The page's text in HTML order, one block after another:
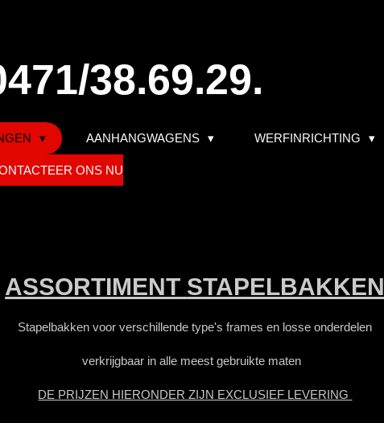
38.69.29.
AANHANGWAGENS WERFINRICHTING
ONS NU
ASSORTIMENT STAPELBAKKEN
Stapelbakken voor verschillende type's frames en losse onderdelen
verkrijgbaar in alle meest gebruikte maten
DE PRIJZEN HIERONDER ZIJN EXCLUSIEF LEVERING